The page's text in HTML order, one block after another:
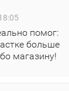
помог:
больше
магазину!